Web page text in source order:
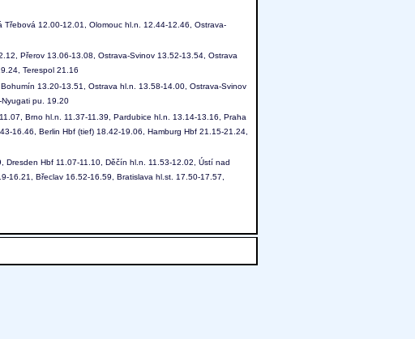
12.00-12.01, Olomouc hl.n. 12.44-12.46, Ostrava-
Přerov 13.06-13.08, Ostrava-Svinov 13.52-13.54, Ostrava
Terespol 21.16
13.20-13.51, Ostrava hl.n. 13.58-14.00, Ostrava-Svinov
pu. 19.20
Brno hl.n. 11.37-11.39, Pardubice hl.n. 13.14-13.16, Praha
16.46, Berlin Hbf (tief) 18.42-19.06, Hamburg Hbf 21.15-21.24,
Dresden Hbf 11.07-11.10, Děčín hl.n. 11.53-12.02, Ústí nad
Břeclav 16.52-16.59, Bratislava hl.st. 17.50-17.57,